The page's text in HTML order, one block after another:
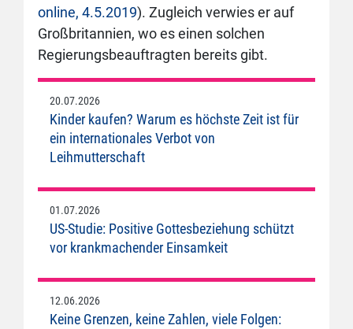
online, 4.5.2019). Zugleich verwies er auf
Großbritannien, wo es einen solchen
Regierungsbeauftragten bereits gibt.
20.07.2026
Kinder kaufen? Warum es höchste Zeit ist für
ein internationales Verbot von
Leihmutterschaft
01.07.2026
US-Studie: Positive Gottesbeziehung schützt
vor krankmachender Einsamkeit
12.06.2026
Keine Grenzen, keine Zahlen, viele Folgen: